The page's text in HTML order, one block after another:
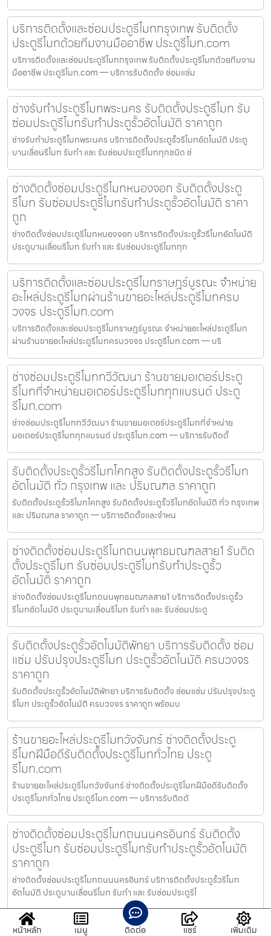
บริการติดตั้งและซ่อมประตูรีโมทกรุงเทพ รับติดตั้ง
ประตูรีโมทด้วยทีมงานมืออาชีพ ประตูรีโมท.com
บริการติดตั้งและซ่อมประตูรีโมทกรุงเทพ รับติดตั้งประตูรีโมทด้วยทีมงาน
มืออาชีพ ประตูรีโมท.com — บริการรับติดตั้ง ซ่อมแซ่ม
ช่างรับทำประตูรีโมทพระนคร รับติดตั้งประตูรีโมท รับ
ซ่อมประตูรีโมทรับทำประตูรั้วอัตโนมัติ ราคาถูก
ช่างรับทำประตูรีโมทพระนคร บริการติดตั้งประตูรั้วรีโมทอัตโนมัติ ประตู
บานเลื่อนรีโมท รับทำ และ รับซ่อมประตูรีโมททุกชนิด ช่
ช่างติดตั้งซ่อมประตูรีโมทหนองจอก รับติดตั้งประตู
รีโมท รับซ่อมประตูรีโมทรับทำประตูรั้วอัตโนมัติ ราคา
ถูก
ช่างติดตั้งซ่อมประตูรีโมทหนองจอก บริการติดตั้งประตูรั้วรีโมทอัตโนมัติ
ประตูบานเลื่อนรีโมท รับทำ และ รับซ่อมประตูรีโมททุก
บริการติดตั้งและซ่อมประตูรีโมทราษฎร์บูรณะ จำหน่าย
อะไหล่ประตูรีโมทผ่านร้านขายอะไหล่ประตูรีโมทครบ
วงจร ประตูรีโมท.com
บริการติดตั้งและซ่อมประตูรีโมทราษฎร์บูรณะ จำหน่ายอะไหล่ประตูรีโมท
ผ่านร้านขายอะไหล่ประตูรีโมทครบวงจร ประตูรีโมท.com — บริ
ช่างซ่อมประตูรีโมททวีวัฒนา ร้านขายมอเตอร์ประตู
รีโมทที่จำหน่ายมอเตอร์ประตูรีโมททุกแบรนด์ ประตู
รีโมท.com
ช่างซ่อมประตูรีโมททวีวัฒนา ร้านขายมอเตอร์ประตูรีโมทที่จำหน่าย
มอเตอร์ประตูรีโมททุกแบรนด์ ประตูรีโมท.com — บริการรับติดตั้
รับติดตั้งประตูรั้วรีโมทโคกสูง รับติดตั้งประตูรั้วรีโมท
อัตโนมัติ ทั่ว กรุงเทพ และ ปริมณฑล ราคาถูก
รับติดตั้งประตูรั้วรีโมทโคกสูง รับติดตั้งประตูรั้วรีโมทอัตโนมัติ ทั่ว กรุงเทพ
และ ปริมณฑล ราคาถูก — บริการติดตั้งและจำหน
ช่างติดตั้งซ่อมประตูรีโมทถนนพุทธมณฑลสาย1 รับติด
ตั้งประตูรีโมท รับซ่อมประตูรีโมทรับทำประตูรั้ว
อัตโนมัติ ราคาถูก
ช่างติดตั้งซ่อมประตูรีโมทถนนพุทธมณฑลสาย1 บริการติดตั้งประตูรั้ว
รีโมทอัตโนมัติ ประตูบานเลื่อนรีโมท รับทำ และ รับซ่อมประตู
รับติดตั้งประตูรั้วอัตโนมัติพัทยา บริการรับติดตั้ง ซ่อม
แซ่ม ปรับปรุงประตูรีโมท ประตูรั้วอัตโนมัติ ครบวงจร
ราคาถูก
รับติดตั้งประตูรั้วอัตโนมัติพัทยา บริการรับติดตั้ง ซ่อมแซ่ม ปรับปรุงประตู
รีโมท ประตูรั้วอัตโนมัติ ครบวงจร ราคาถูก พร้อมบ
ร้านขายอะไหล่ประตูรีโมทวังจันทร์ ช่างติดตั้งประตู
รีโมทฝีมือดีรับติดตั้งประตูรีโมททั่วไทย ประตู
รีโมท.com
ร้านขายอะไหล่ประตูรีโมทวังจันทร์ ช่างติดตั้งประตูรีโมทฝีมือดีรับติดตั้ง
ประตูรีโมททั่วไทย ประตูรีโมท.com — บริการรับติดตั
ช่างติดตั้งซ่อมประตูรีโมทถนนนครอินทร์ รับติดตั้ง
ประตูรีโมท รับซ่อมประตูรีโมทรับทำประตูรั้วอัตโนมัติ
ราคาถูก
ช่างติดตั้งซ่อมประตูรีโมทถนนนครอินทร์ บริการติดตั้งประตูรั้วรีโมท
อัตโนมัติ ประตูบานเลื่อนรีโมท รับทำ และ รับซ่อมประตูรีโ
รับซ่อมมอเตอร์ประตูรีโมทอมตะซิตี้ บริการรับติดตั้ง
หน้าหลัก เมนู ติดต่อ แชร์ เพิ่มเติม